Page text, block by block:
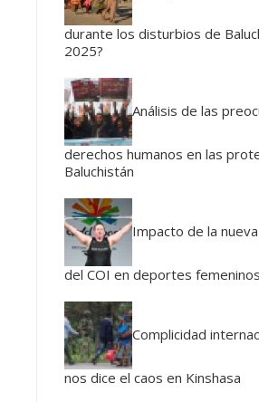
durante los disturbios de
2025?
Análisis de las
derechos humanos en las
Baluchistán
Impacto de la
del COI en deportes femeninos
Complicidad
nos dice el caos en Kinshasa